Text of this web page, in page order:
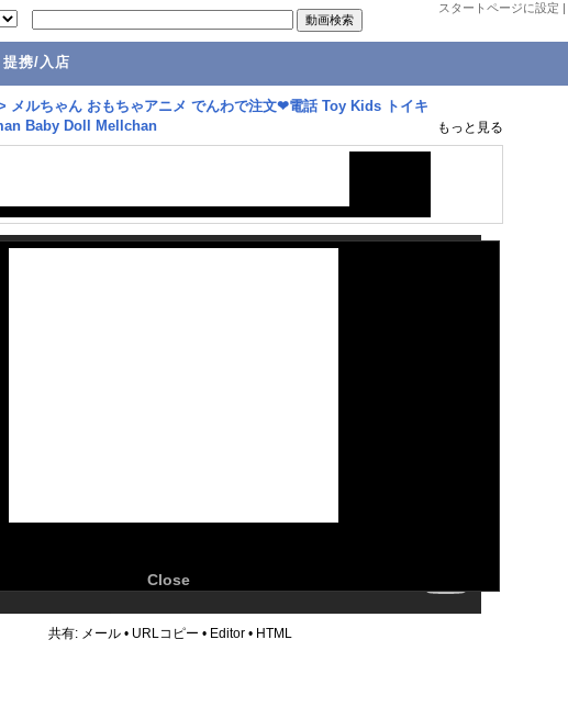
スタートページに設定 |
提携/入店
メルちゃん おもちゃアニメ でんわで注文❤電話 Toy Kids トイキ
Baby Doll Mellchan
もっと見る
Close
共有: メール • URLコピー • Editor • HTML